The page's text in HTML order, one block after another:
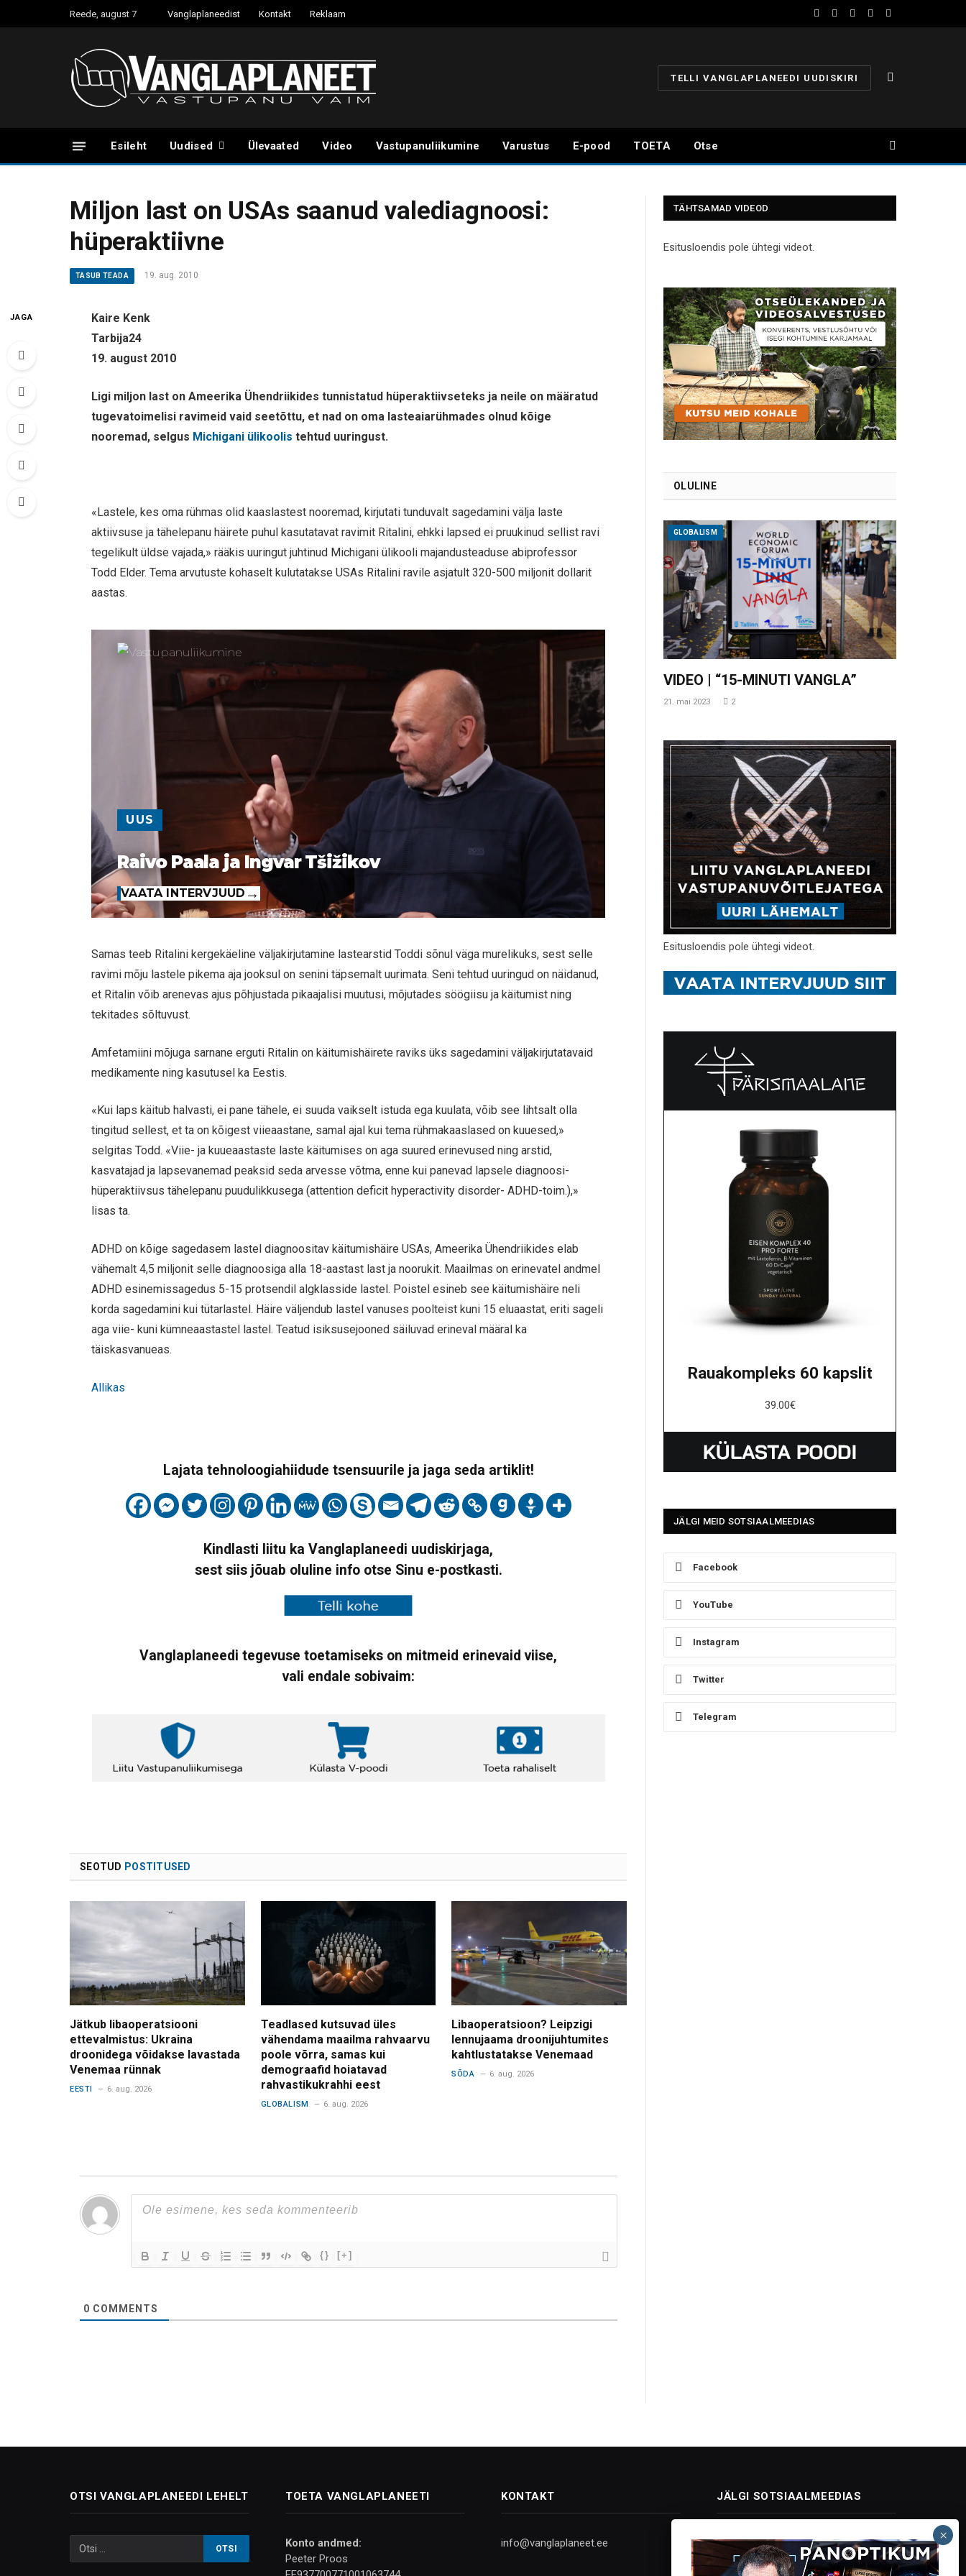
Reede, august 7 Vanglaplaneedist Kontakt Reklaam
Facebook
YouTube
Instagram
X
Telegram
TELLI VANGLAPLANEEDI UUDISKIRI
Esileht Uudised Ülevaated Video Vastupanuliikumine Varustus E-pood TOETA Otse
Miljon last on USAs saanud valediagnoosi:
hüperaktiivne
TASUB TEADA 19. aug. 2010
JAGA
Kaire Kenk
Tarbija24
19. august 2010
Ligi miljon last on Ameerika Ühendriikides tunnistatud hüperaktiivseteks ja neile on määratud
tugevatoimelisi ravimeid vaid seetõttu, et nad on oma lasteaiarühmades olnud kõige
nooremad, selgus Michigani ülikoolis tehtud uuringust.
«Lastele, kes oma rühmas olid kaaslastest nooremad, kirjutati tunduvalt sagedamini välja laste
aktiivsuse ja tähelepanu häirete puhul kasutatavat ravimit Ritalini, ehkki lapsed ei pruukinud sellist ravi
tegelikult üldse vajada,» rääkis uuringut juhtinud Michigani ülikooli majandusteaduse abiprofessor
Todd Elder. Tema arvutuste kohaselt kulutatakse USAs Ritalini ravile asjatult 320-500 miljonit dollarit
aastas.
UUS
Raivo Paala ja Ingvar Tšižikov
VAATA INTERVJUUD
Samas teeb Ritalini kergekäeline väljakirjutamine lastearstid Toddi sõnul väga murelikuks, sest selle
ravimi mõju lastele pikema aja jooksul on senini täpsemalt uurimata. Seni tehtud uuringud on näidanud,
et Ritalin võib arenevas ajus põhjustada pikaajalisi muutusi, mõjutades söögiisu ja käitumist ning
tekitades sõltuvust.
Amfetamiini mõjuga sarnane erguti Ritalin on käitumishäirete raviks üks sagedamini väljakirjutatavaid
medikamente ning kasutusel ka Eestis.
«Kui laps käitub halvasti, ei pane tähele, ei suuda vaikselt istuda ega kuulata, võib see lihtsalt olla
tingitud sellest, et ta on kõigest viieaastane, samal ajal kui tema rühmakaaslased on kuuesed,»
selgitas Todd. «Viie- ja kuueaastaste laste käitumises on aga suured erinevused ning arstid,
kasvatajad ja lapsevanemad peaksid seda arvesse võtma, enne kui panevad lapsele diagnoosi-
hüperaktiivsus tähelepanu puudulikkusega (attention deficit hyperactivity disorder- ADHD-toim.),»
lisas ta.
ADHD on kõige sagedasem lastel diagnoositav käitumishäire USAs, Ameerika Ühendriikides elab
vähemalt 4,5 miljonit selle diagnoosiga alla 18-aastast last ja noorukit. Maailmas on erinevatel andmel
ADHD esinemissagedus 5-15 protsendil algklasside lastel. Poistel esineb see käitumishäire neli
korda sagedamini kui tütarlastel. Häire väljendub lastel vanuses poolteist kuni 15 eluaastat, eriti sageli
aga viie- kuni kümneaastastel lastel. Teatud isiksusejooned säiluvad erineval määral ka
täiskasvanueas.
Allikas
Lajata tehnoloogiahiidude tsensuurile ja jaga seda artiklit!
Kindlasti liitu ka Vanglaplaneedi uudiskirjaga,
sest siis jõuab oluline info otse Sinu e-postkasti.
Vanglaplaneedi tegevuse toetamiseks on mitmeid erinevaid viise,
vali endale sobivaim:
SEOTUD POSTITUSED
Jätkub libaoperatsiooni
ettevalmistus: Ukraina
droonidega võidakse lavastada
Venemaa rünnak
EESTI 6. aug. 2026
Teadlased kutsuvad üles
vähendama maailma rahvaarvu
poole võrra, samas kui
demograafid hoiatavad
rahvastikukrahhi eest
GLOBALISM 6. aug. 2026
Libaoperatsioon? Leipzigi
lennujaama droonijuhtumites
kahtlustatakse Venemaad
SÕDA 6. aug. 2026
{} [+]
0 COMMENTS
TÄHTSAMAD VIDEOD
Esitusloendis pole ühtegi videot.
OLULINE
GLOBALISM
VIDEO | “15-MINUTI VANGLA”
21. mai 2023 2
Esitusloendis pole ühtegi videot.
Rauakompleks 60 kapslit
39.00€
JÄLGI MEID SOTSIAALMEEDIAS
Facebook
YouTube
Instagram
Twitter
Telegram
OTSI VANGLAPLANEEDI LEHELT TOETA VANGLAPLANEETI
Konto andmed:
Peeter Proos
KONTAKT
info@vanglaplaneet.ee
JÄLGI SOTSIAALMEEDIAS
Facebook
X
(Twitter)
InstagramYouTubeTelegram